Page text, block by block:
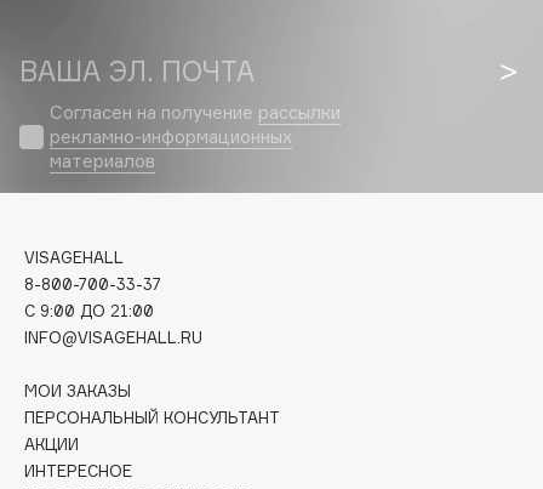
Catrice
Cettua
Chupa Chups
Clarette
Clarins Precious
Clive Christian
Collagenina
Consly
Corimo
ВАША ЭЛ. ПОЧТА
Согласен на получение рассылки
рекламно-информационных
материалов
VISAGEHALL
8-800-700-33-37
C 9:00 ДО 21:00
INFO@VISAGEHALL.RU
МОИ ЗАКАЗЫ
ПЕРСОНАЛЬНЫЙ КОНСУЛЬТАНТ
АКЦИИ
ИНТЕРЕСНОЕ